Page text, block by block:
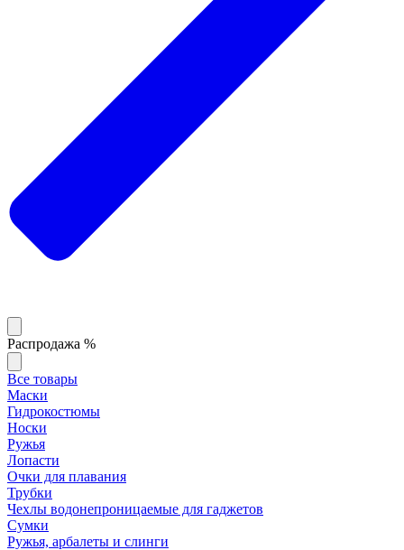
Распродажа %
Все товары
Маски
Гидрокостюмы
Носки
Ружья
Лопасти
Очки для плавания
Трубки
Чехлы водонепроницаемые для гаджетов
Сумки
Ружья, арбалеты и слинги